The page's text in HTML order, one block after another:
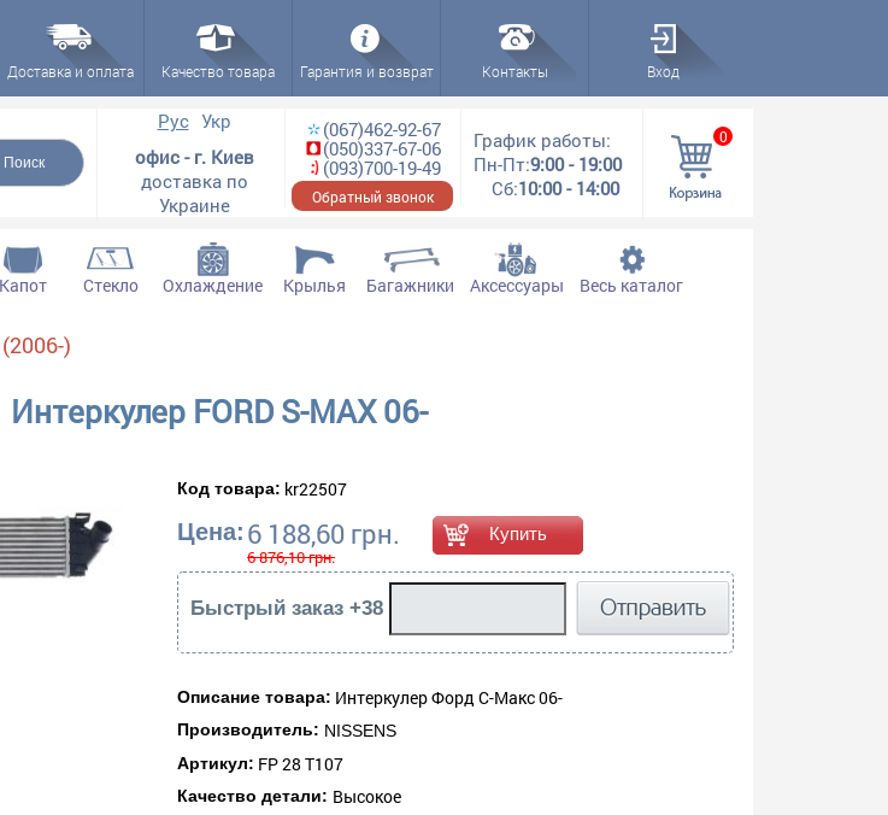
Доставка и оплата Качество товара Гарантия и возврат Контакты Вход
Рус Укр
офис - г. Киев
доставка по
Украине
(067)462-92-67
(050)337-67-06
(093)700-19-49
Обратный звонок
График работы:
Пн-Пт:9:00 - 19:00
Сб:10:00 - 14:00
0
Капот Стекло Охлаждение Крылья Багажники Аксессуары Весь каталог
)
Интеркулер FORD S-MAX 06-
Код товара: kr22507
Цена: 6 188,60 грн.
6 876,10 грн.
Быстрый заказ +38
Описание товара: Интеркулер Форд С-Макс 06-
Производитель: NISSENS
Артикул: FP 28 T107
Качество детали: Высокое